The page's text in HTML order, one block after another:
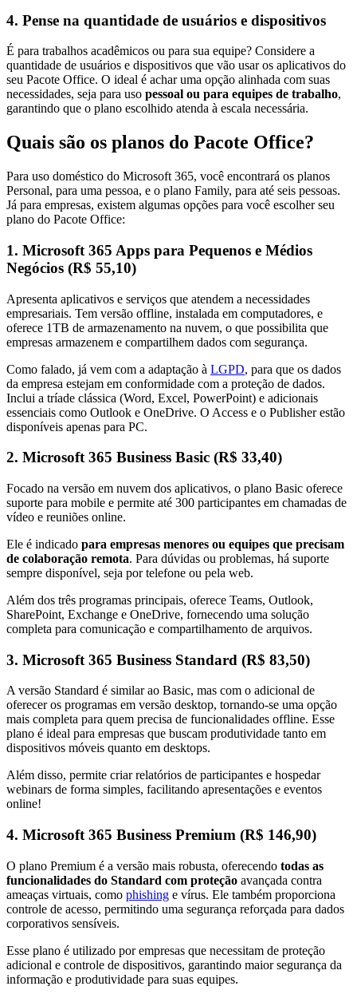
4. Pense na quantidade de usuários e dispositivos
É para trabalhos acadêmicos ou para sua equipe? Considere a
quantidade de usuários e dispositivos que vão usar os aplicativos do
seu Pacote Office. O ideal é achar uma opção alinhada com suas
necessidades, seja para uso pessoal ou para equipes de trabalho,
garantindo que o plano escolhido atenda à escala necessária.
Quais são os planos do Pacote Office?
Para uso doméstico do Microsoft 365, você encontrará os planos
Personal, para uma pessoa, e o plano Family, para até seis pessoas.
Já para empresas, existem algumas opções para você escolher seu
plano do Pacote Office:
1. Microsoft 365 Apps para Pequenos e Médios
Negócios (R$ 55,10)
Apresenta aplicativos e serviços que atendem a necessidades
empresariais. Tem versão offline, instalada em computadores, e
oferece 1TB de armazenamento na nuvem, o que possibilita que
empresas armazenem e compartilhem dados com segurança.
Como falado, já vem com a adaptação à LGPD, para que os dados
da empresa estejam em conformidade com a proteção de dados.
Inclui a tríade clássica (Word, Excel, PowerPoint) e adicionais
essenciais como Outlook e OneDrive. O Access e o Publisher estão
disponíveis apenas para PC.
2. Microsoft 365 Business Basic (R$ 33,40)
Focado na versão em nuvem dos aplicativos, o plano Basic oferece
suporte para mobile e permite até 300 participantes em chamadas de
vídeo e reuniões online.
Ele é indicado para empresas menores ou equipes que precisam
de colaboração remota. Para dúvidas ou problemas, há suporte
sempre disponível, seja por telefone ou pela web.
Além dos três programas principais, oferece Teams, Outlook,
SharePoint, Exchange e OneDrive, fornecendo uma solução
completa para comunicação e compartilhamento de arquivos.
3. Microsoft 365 Business Standard (R$ 83,50)
A versão Standard é similar ao Basic, mas com o adicional de
oferecer os programas em versão desktop, tornando-se uma opção
mais completa para quem precisa de funcionalidades offline. Esse
plano é ideal para empresas que buscam produtividade tanto em
dispositivos móveis quanto em desktops.
Além disso, permite criar relatórios de participantes e hospedar
webinars de forma simples, facilitando apresentações e eventos
online!
4. Microsoft 365 Business Premium (R$ 146,90)
O plano Premium é a versão mais robusta, oferecendo todas as
funcionalidades do Standard com proteção avançada contra
ameaças virtuais, como phishing e vírus. Ele também proporciona
controle de acesso, permitindo uma segurança reforçada para dados
corporativos sensíveis.
Esse plano é utilizado por empresas que necessitam de proteção
adicional e controle de dispositivos, garantindo maior segurança da
informação e produtividade para suas equipes.